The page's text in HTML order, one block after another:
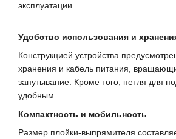
эксплуатации.
Удобство использования и
Конструкцией устройства
хранения и кабель питания,
запутывание. Кроме того, петля для
удобным.
Компактность и мобильность
Размер плойки-выпрямителя